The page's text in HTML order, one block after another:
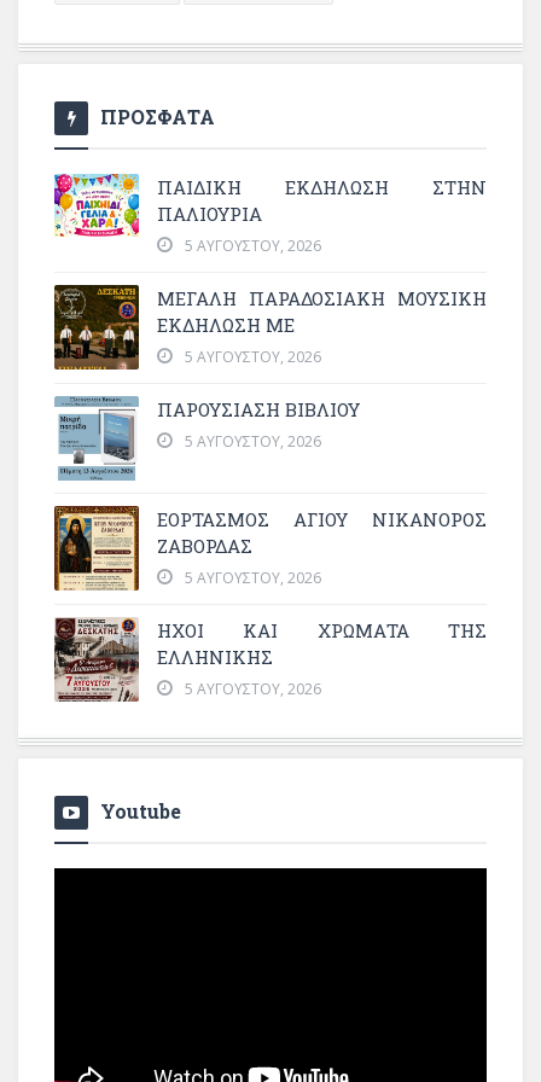
ΠΡΟΣΦΑΤΑ
ΠΑΙΔΙΚΗ ΕΚΔΗΛΩΣΗ ΣΤΗΝ
ΠΑΛΙΟΥΡΙΑ
5 ΑΥΓΟΎΣΤΟΥ, 2026
ΜΕΓΆΛΗ ΠΑΡΑΔΟΣΙΑΚΉ ΜΟΥΣΙΚΉ
ΕΚΔΉΛΩΣΗ ΜΕ
5 ΑΥΓΟΎΣΤΟΥ, 2026
ΠΑΡΟΥΣΙΑΣΗ ΒΙΒΛΙΟΥ
5 ΑΥΓΟΎΣΤΟΥ, 2026
ΕΟΡΤΑΣΜΟΣ ΑΓΙΟΥ ΝΙΚΑΝΟΡΟΣ
ΖΑΒΟΡΔΑΣ
5 ΑΥΓΟΎΣΤΟΥ, 2026
ΗΧΟΙ ΚΑΙ ΧΡΩΜΑΤΑ ΤΗΣ
ΕΛΛΗΝΙΚΗΣ
5 ΑΥΓΟΎΣΤΟΥ, 2026
Youtube